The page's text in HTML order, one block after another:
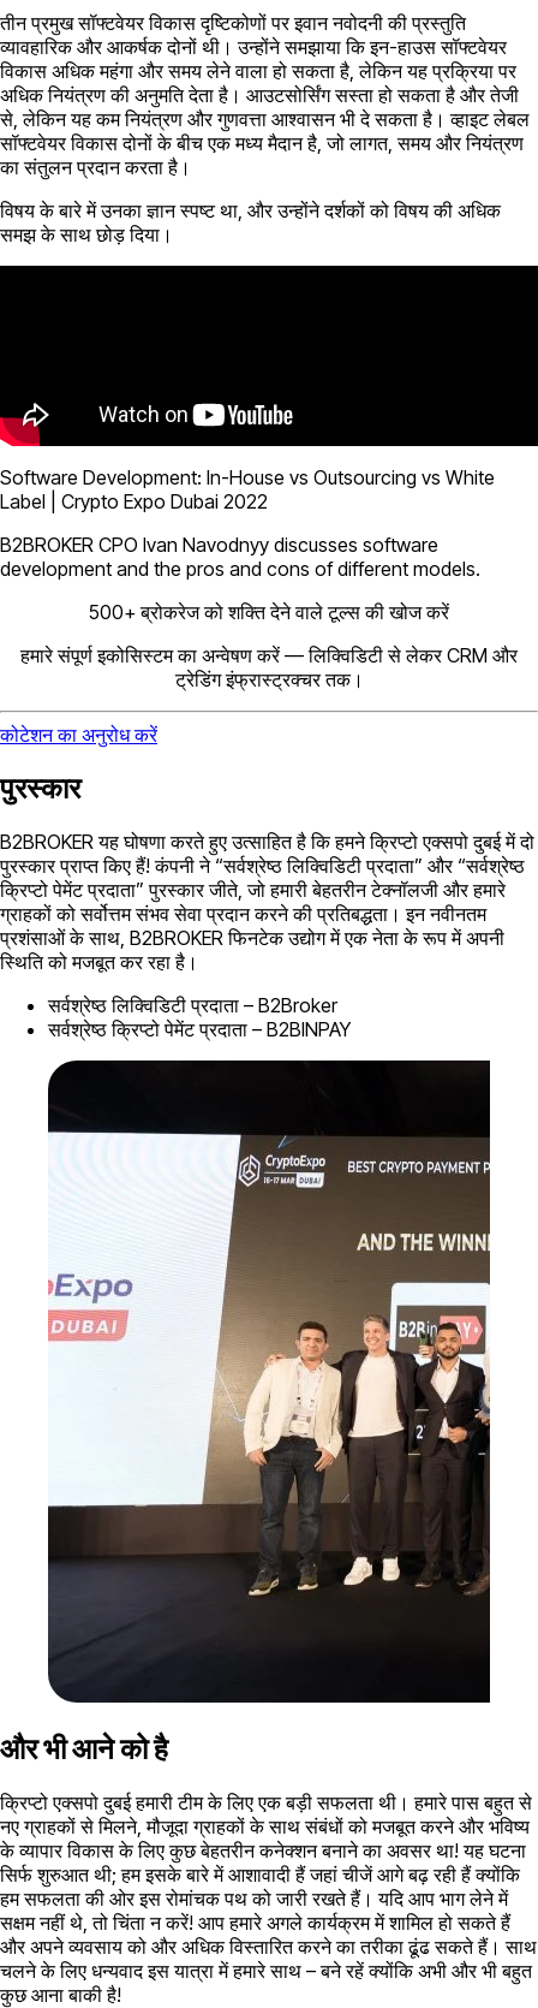
तीन प्रमुख सॉफ्टवेयर विकास दृष्टिकोणों पर इवान नवोदनी की प्रस्तुति
व्यावहारिक और आकर्षक दोनों थी। उन्होंने समझाया कि इन-हाउस सॉफ्टवेयर
विकास अधिक महंगा और समय लेने वाला हो सकता है, लेकिन यह प्रक्रिया पर
अधिक नियंत्रण की अनुमति देता है। आउटसोर्सिंग सस्ता हो सकता है और तेजी
से, लेकिन यह कम नियंत्रण और गुणवत्ता आश्वासन भी दे सकता है। व्हाइट लेबल
सॉफ्टवेयर विकास दोनों के बीच एक मध्य मैदान है, जो लागत, समय और नियंत्रण
का संतुलन प्रदान करता है।
विषय के बारे में उनका ज्ञान स्पष्ट था, और उन्होंने दर्शकों को विषय की अधिक
समझ के साथ छोड़ दिया।
Software Development: In-House vs Outsourcing vs White
Label | Crypto Expo Dubai 2022
B2BROKER CPO Ivan Navodnyy discusses software
development and the pros and cons of different models.
500+ ब्रोकरेज को शक्ति देने वाले टूल्स की खोज करें
हमारे संपूर्ण इकोसिस्टम का अन्वेषण करें — लिक्विडिटी से लेकर CRM और
ट्रेडिंग इंफ्रास्ट्रक्चर तक।
कोटेशन का अनुरोध करें
पुरस्कार
B2BROKER यह घोषणा करते हुए उत्साहित है कि हमने क्रिप्टो एक्सपो दुबई में दो
पुरस्कार प्राप्त किए हैं! कंपनी ने “सर्वश्रेष्ठ लिक्विडिटी प्रदाता” और “सर्वश्रेष्ठ
क्रिप्टो पेमेंट प्रदाता” पुरस्कार जीते, जो हमारी बेहतरीन टेक्नॉलजी और हमारे
ग्राहकों को सर्वोत्तम संभव सेवा प्रदान करने की प्रतिबद्धता। इन नवीनतम
प्रशंसाओं के साथ, B2BROKER फिनटेक उद्योग में एक नेता के रूप में अपनी
स्थिति को मजबूत कर रहा है।
सर्वश्रेष्ठ लिक्विडिटी प्रदाता – B2Broker
सर्वश्रेष्ठ क्रिप्टो पेमेंट प्रदाता – B2BINPAY
और भी आने को है
क्रिप्टो एक्सपो दुबई हमारी टीम के लिए एक बड़ी सफलता थी। हमारे पास बहुत से
नए ग्राहकों से मिलने, मौजूदा ग्राहकों के साथ संबंधों को मजबूत करने और भविष्य
के व्यापार विकास के लिए कुछ बेहतरीन कनेक्शन बनाने का अवसर था! यह घटना
सिर्फ शुरुआत थी; हम इसके बारे में आशावादी हैं जहां चीजें आगे बढ़ रही हैं क्योंकि
हम सफलता की ओर इस रोमांचक पथ को जारी रखते हैं। यदि आप भाग लेने में
सक्षम नहीं थे, तो चिंता न करें! आप हमारे अगले कार्यक्रम में शामिल हो सकते हैं
और अपने व्यवसाय को और अधिक विस्तारित करने का तरीका ढूंढ सकते हैं। साथ
चलने के लिए धन्यवाद इस यात्रा में हमारे साथ – बने रहें क्योंकि अभी और भी बहुत
कुछ आना बाकी है!